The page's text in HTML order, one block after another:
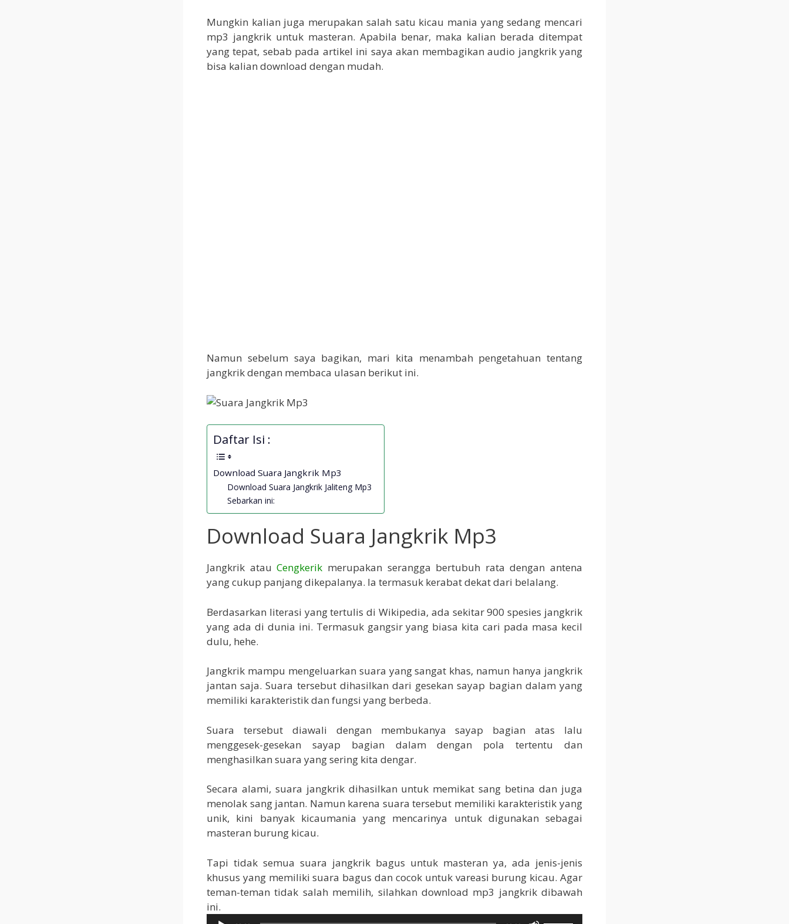
Mungkin kalian juga merupakan salah satu kicau mania yang sedang mencari
mp3 jangkrik untuk masteran. Apabila benar, maka kalian berada ditempat
yang tepat, sebab pada artikel ini saya akan membagikan audio jangkrik yang
bisa kalian download dengan mudah.
Namun sebelum saya bagikan, mari kita menambah pengetahuan tentang
jangkrik dengan membaca ulasan berikut ini.
Daftar Isi :
Download Suara Jangkrik Mp3
Download Suara Jangkrik Jaliteng Mp3
Sebarkan ini:
Download Suara Jangkrik Mp3
Jangkrik atauCengkerik merupakan serangga bertubuh rata dengan antena
yang cukup panjang dikepalanya. Ia termasuk kerabat dekat dari belalang.
Berdasarkan literasi yang tertulis di Wikipedia, ada sekitar 900 spesies jangkrik
yang ada di dunia ini. Termasuk gangsir yang biasa kita cari pada masa kecil
dulu, hehe.
Jangkrik mampu mengeluarkan suara yang sangat khas, namun hanya jangkrik
jantan saja. Suara tersebut dihasilkan dari gesekan sayap bagian dalam yang
memiliki karakteristik dan fungsi yang berbeda.
Suara tersebut diawali dengan membukanya sayap bagian atas lalu
menggesek-gesekan sayap bagian dalam dengan pola tertentu dan
menghasilkan suara yang sering kita dengar.
Secara alami, suara jangkrik dihasilkan untuk memikat sang betina dan juga
menolak sang jantan. Namun karena suara tersebut memiliki karakteristik yang
unik, kini banyak kicaumania yang mencarinya untuk digunakan sebagai
masteran burung kicau.
Tapi tidak semua suara jangkrik bagus untuk masteran ya, ada jenis-jenis
khusus yang memiliki suara bagus dan cocok untuk vareasi burung kicau. Agar
teman-teman tidak salah memilih, silahkan download mp3 jangkrik dibawah
ini.
Audio